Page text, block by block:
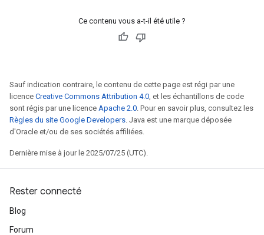
Ce contenu vous a-t-il été utile ?
Sauf indication contraire, le contenu de cette page est régi par une
licence Creative Commons Attribution 4.0, et les échantillons de code
sont régis par une licence Apache 2.0. Pour en savoir plus, consultez les
Règles du site Google Developers. Java est une marque déposée
d'Oracle et/ou de ses sociétés affiliées.
Dernière mise à jour le 2025/07/25 (UTC).
Rester connecté
Blog
Forum